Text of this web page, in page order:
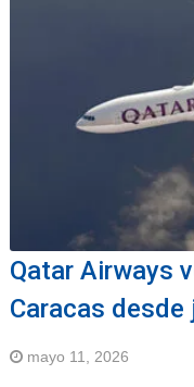
Qatar Airways
Caracas desde
mayo 11, 2026